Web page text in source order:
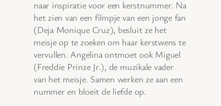
naar inspiratie voor een kerstnummer. Na
het zien van een filmpje van een jonge fan
(Deja Monique Cruz), besluit ze het
meisje op te zoeken om haar kerstwens te
vervullen. Angelina ontmoet ook Miguel
(Freddie Prinze Jr.), de muzikale vader
van het meisje. Samen werken ze aan een
nummer en bloeit de liefde op.